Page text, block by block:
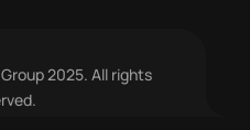
2025. All rights